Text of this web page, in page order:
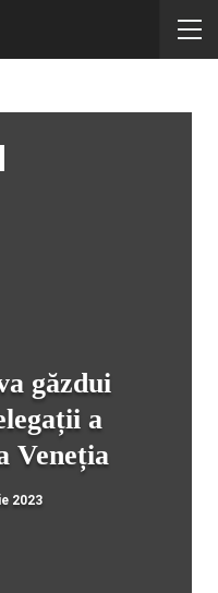
găzdui
a
Veneția
2023